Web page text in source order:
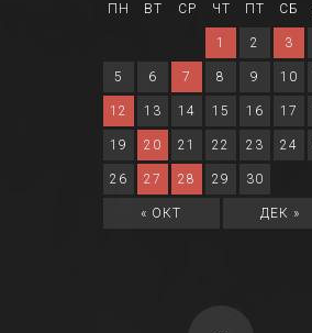
ПН ВТ СР ЧТ ПТ СБ
1 2 3
5 6 7 8 9 10
12 13 14 15 16 17
19 20 21 22 23 24
26 27 28 29 30
« ОКТ ДЕК »